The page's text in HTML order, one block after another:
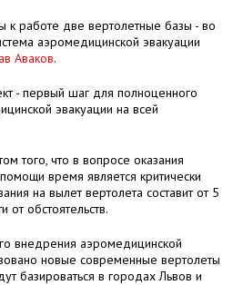
к работе две вертолетные базы - во
аэромедицинской эвакуации
Аваков.
- первый шаг для полноценного
эвакуации на всей
того, что в вопросе оказания
время является критически
на вылет вертолета составит от 5
от обстоятельств.
внедрения аэромедицинской
новые современные вертолеты
базироваться в городах Львов и